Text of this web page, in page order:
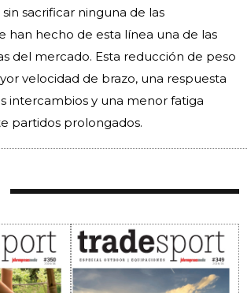
sacrificar ninguna de las
han hecho de esta línea una de las
del mercado. Esta reducción de peso
velocidad de brazo, una respuesta
intercambios y una menor fatiga
partidos prolongados.